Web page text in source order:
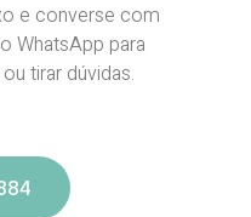
e converse com
WhatsApp para
tirar dúvidas.